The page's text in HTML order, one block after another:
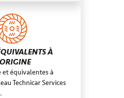
À
et équivalentes à
Technicar Services